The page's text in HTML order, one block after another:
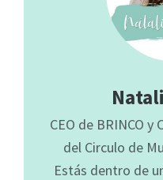
CEO de BRINCO
del Circulo de
Estás dentro de